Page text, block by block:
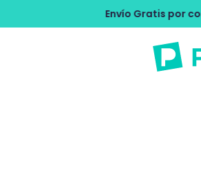
Envío Gratis por compras de $150.000